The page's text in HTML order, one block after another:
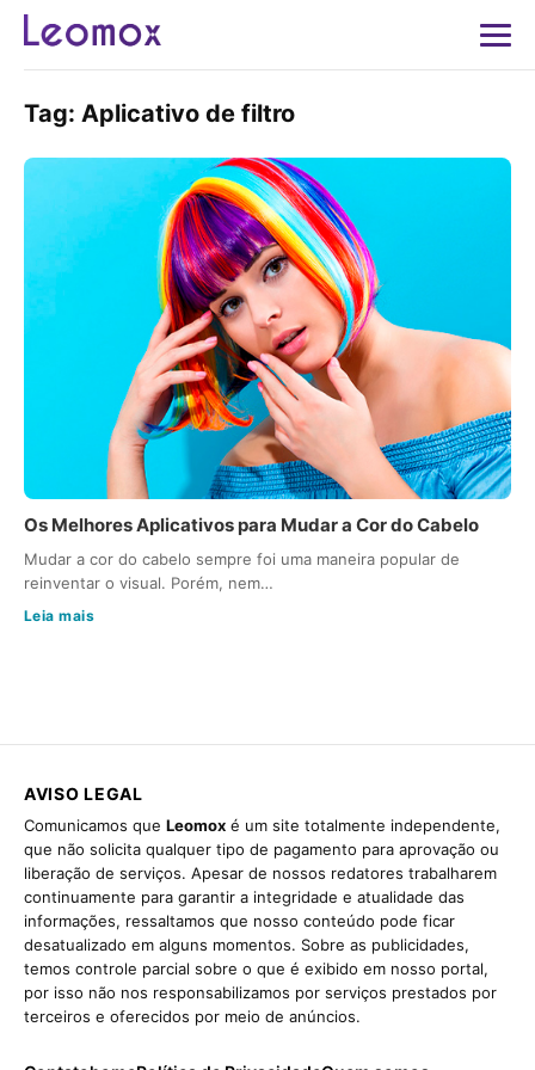
Tag: Aplicativo de filtro
Os Melhores Aplicativos para Mudar a Cor do Cabelo
Mudar a cor do cabelo sempre foi uma maneira popular de
reinventar o visual. Porém, nem…
Leia mais
AVISO LEGAL
Comunicamos que Leomox é um site totalmente independente,
que não solicita qualquer tipo de pagamento para aprovação ou
liberação de serviços. Apesar de nossos redatores trabalharem
continuamente para garantir a integridade e atualidade das
informações, ressaltamos que nosso conteúdo pode ficar
desatualizado em alguns momentos. Sobre as publicidades,
temos controle parcial sobre o que é exibido em nosso portal,
por isso não nos responsabilizamos por serviços prestados por
terceiros e oferecidos por meio de anúncios.